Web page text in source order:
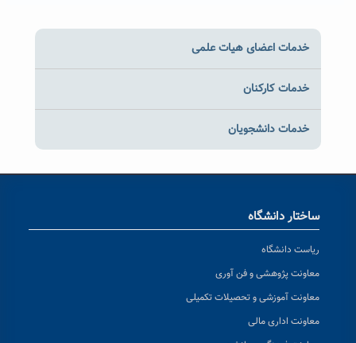
خدمات اعضای هیات علمی
خدمات کارکنان
خدمات دانشجویان
ساختار دانشگاه
ریاست دانشگاه
معاونت پژوهشی و فن آوری
معاونت آموزشی و تحصیلات تکمیلی
معاونت اداری مالی